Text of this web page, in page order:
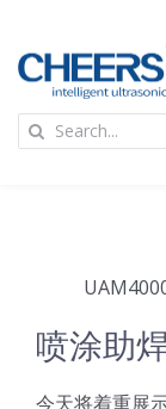
content
超声波设备
技术及原理
Search
喷涂助
今天将着重展